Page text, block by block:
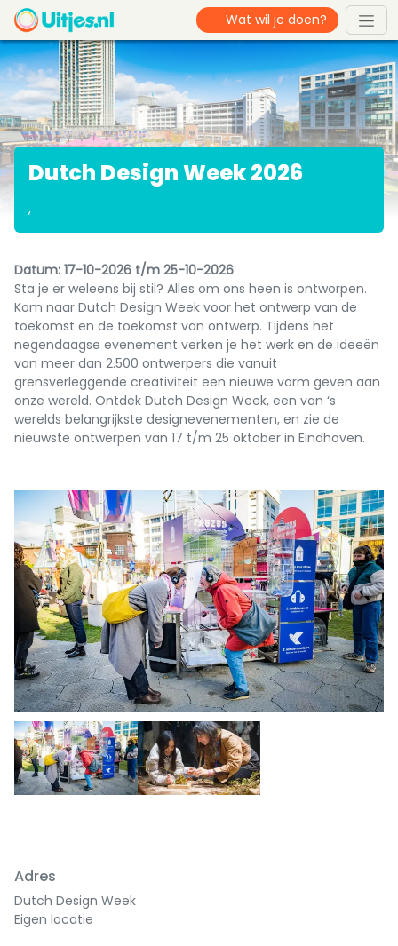
Dutch Design Week 2026
,
Datum: 17-10-2026 t/m 25-10-2026
Sta je er weleens bij stil? Alles om ons heen is ontworpen.
Kom naar Dutch Design Week voor het ontwerp van de
toekomst en de toekomst van ontwerp. Tijdens het
negendaagse evenement verken je het werk en de ideeën
van meer dan 2.500 ontwerpers die vanuit
grensverleggende creativiteit een nieuwe vorm geven aan
onze wereld. Ontdek Dutch Design Week, een van ‘s
werelds belangrijkste designevenementen, en zie de
nieuwste ontwerpen van 17 t/m 25 oktober in Eindhoven.
Adres
Dutch Design Week
Eigen locatie